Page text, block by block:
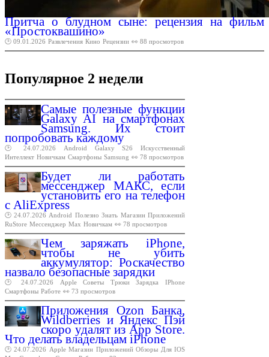
Притча о блудном сыне: рецензия на фильм
«Простоквашино»
🕑 09.01.2026 Развлечения Кино Рецензии 👀 88 просмотров
Популярное 2 недели
Самые полезные функции
Galaxy AI на смартфонах
Samsung. Их стоит
попробовать каждому
🕑 24.07.2026 Android Galaxy S26
Искусственный
Интеллект Новичкам Смартфоны Samsung 👀 78 просмотров
Будет ли работать
мессенджер МАКС, если
установить его на телефон
с AliExpress
🕑 24.07.2026 Android Полезно Знать Магазин Приложений
RuStore Мессенджер Max Новичкам 👀 78 просмотров
Чем заряжать iPhone,
чтобы не убить
аккумулятор: Роскачество
назвало безопасные зарядки
🕑 24.07.2026 Apple Советы Трюки Зарядка
IPhone
Смартфоны Работе 👀 73 просмотров
Приложения Ozon Банка,
Wildberries и Яндекс Пэй
скоро удалят из App Store.
Что делать владельцам iPhone
🕑 24.07.2026 Apple Магазин Приложений Обзоры Для IOS